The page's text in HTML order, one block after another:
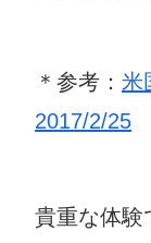
＊参考： 米
2017/2/25
貴重な体験